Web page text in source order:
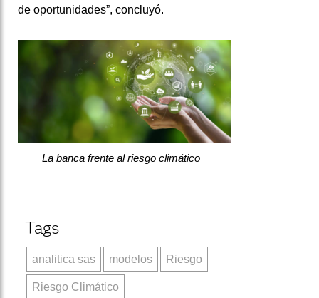
de oportunidades”, concluyó.
La banca frente al riesgo climático
Tags
analitica sas modelos Riesgo
Riesgo Climático